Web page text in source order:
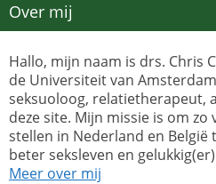
Over mij
Hallo, mijn naam is drs. Chris
de Universiteit van
seksuoloog, relatietherapeut,
deze site. Mijn missie is om zo
stellen in Nederland en België
beter seksleven en
Meer over mij